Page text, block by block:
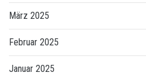
März 2025
Februar 2025
Januar 2025